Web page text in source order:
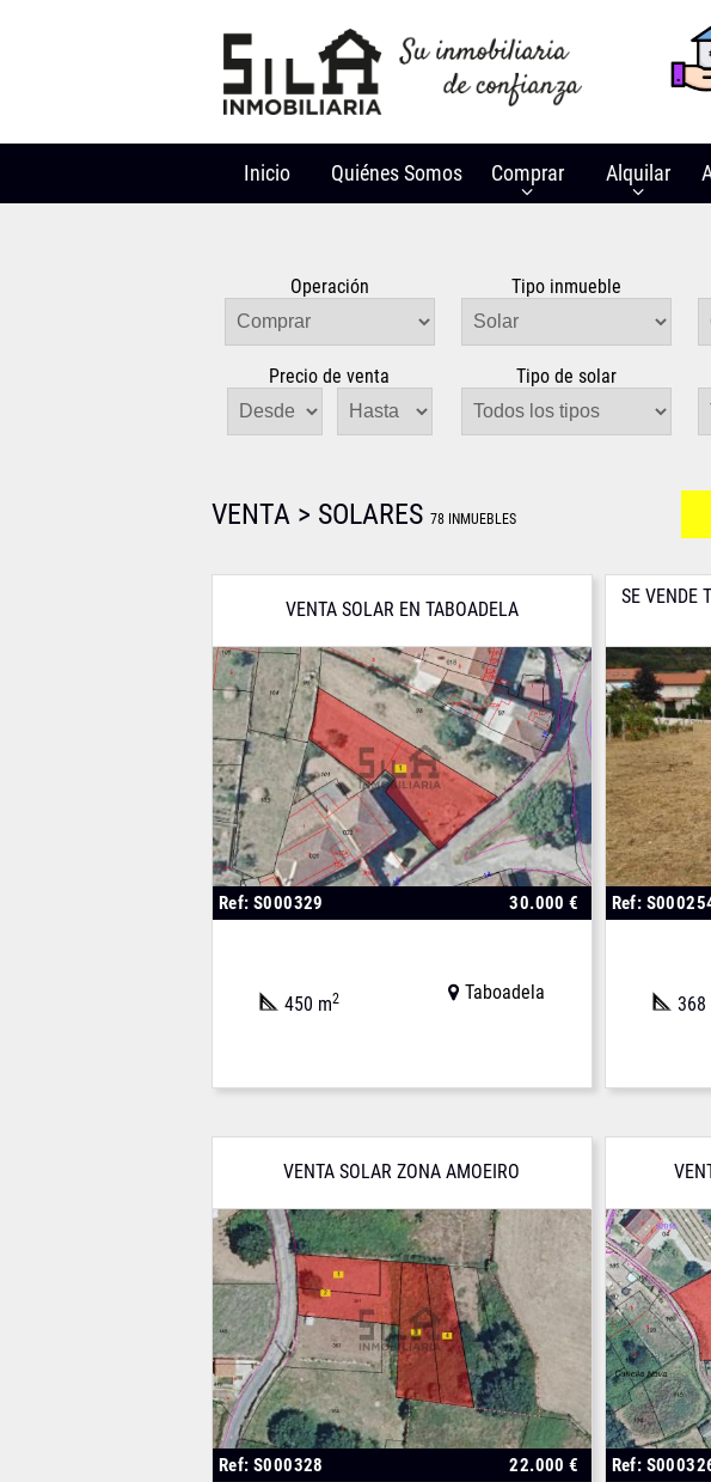
Inicio Quiénes Somos Comprar Alquilar
Operación Tipo inmueble
Precio de venta Tipo de solar
VENTA > SOLARES 78 INMUEBLES
VENTA SOLAR EN TABOADELA
Ref: S000329 30.000 €
450 m2 Taboadela
SE VENDE
Ref:
368
VENTA SOLAR ZONA AMOEIRO
Ref: S000328 22.000 € Ref: